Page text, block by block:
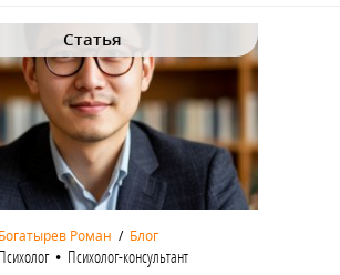
Статья
Богатырев Роман / Блог
Психолог • Психолог-консультант